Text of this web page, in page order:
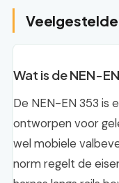
Wat is de NEN-
De NEN-EN 353 is
ontworpen voor
wel mobiele
norm regelt de